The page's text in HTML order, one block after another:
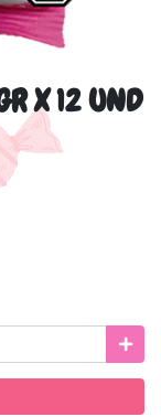
X 12 UND